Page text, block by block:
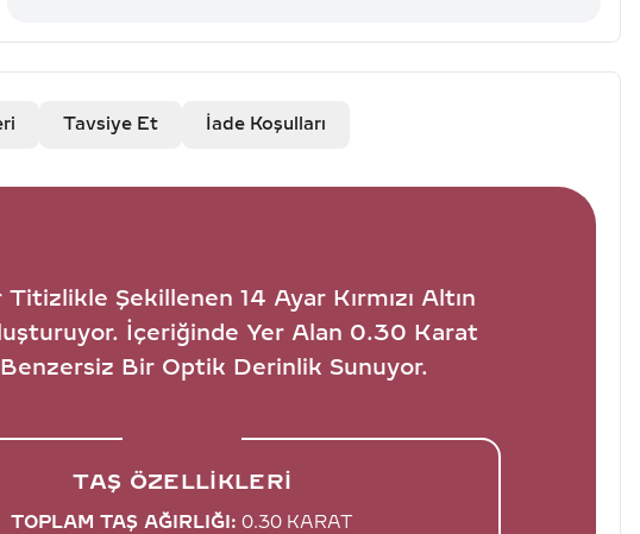
Tavsiye Et İade Koşulları
Şekillenen 14 Ayar Kırmızı Altın
İçeriğinde Yer Alan 0.30 Karat
Bir Optik Derinlik Sunuyor.
TAŞ ÖZELLIKLERI
TOPLAM TAŞ AĞIRLIĞI: 0.30 KARAT